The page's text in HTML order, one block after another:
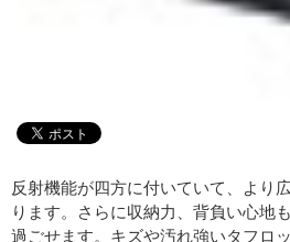
反射機能が四方に付いていて、より
ります。さらに収納力、背負い心地
過ごせます。キズや汚れ強いタフロ